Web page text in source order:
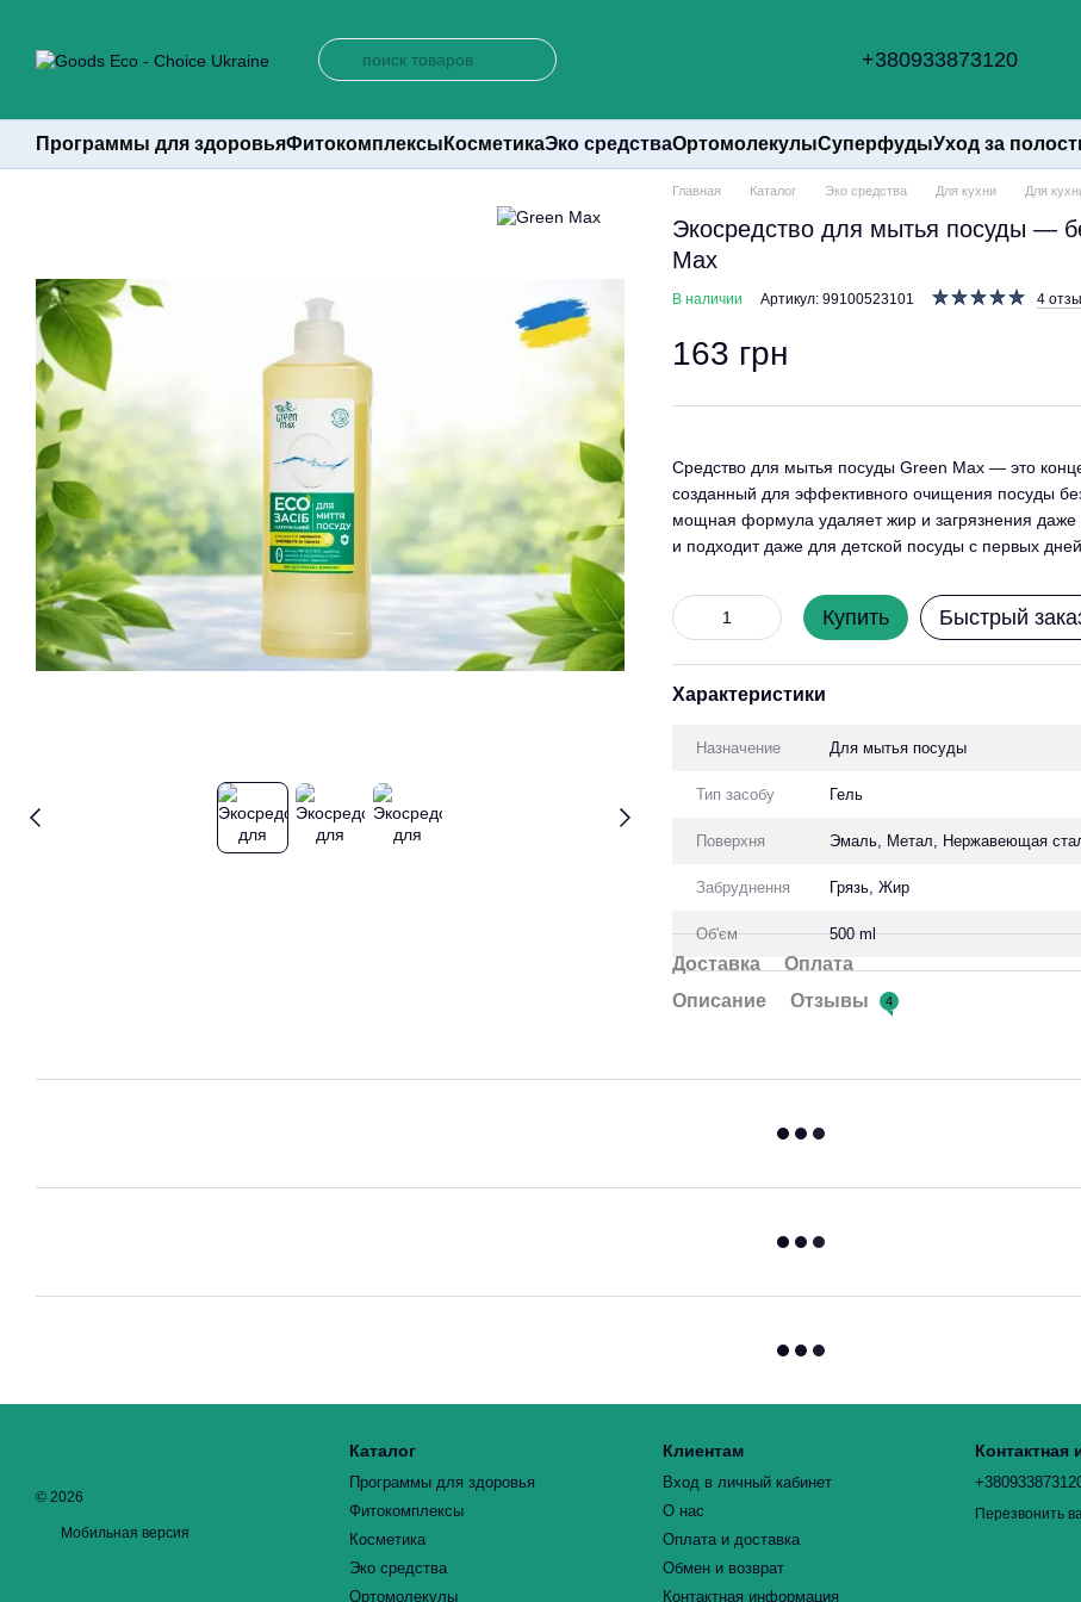
+380933873120
Программы для здоровьяФитокомплексы КосметикаЭко средстваОртомолекулыСуперфудыУход за
Главная Каталог Эко средства Для кухни Для
Экосредство для мытья посуды —
Max
В наличии Артикул: 99100523101 4
163 грн
Средство для мытья посуды Green Max — это
созданный для эффективного очищения посуды
мощная формула удаляет жир и загрязнения
и подходит даже для детской посуды с первых
Купить Быстрый
Характеристики
Назначение Для мытья посуды
Тип засобу Гель
Поверхня Эмаль, Метал, Нержавеющая
Забруднення Грязь, Жир
Об'єм 500 ml
Доставка
Оплата
Описание
Отзывы 4
© 2026
Мобильная версия
Каталог
Программы для здоровья
Фитокомплексы
Косметика
Эко средства
Ортомолекулы
Клиентам
Вход в личный кабинет
О нас
Оплата и доставка
Обмен и возврат
Контактная информация
Перезвонить